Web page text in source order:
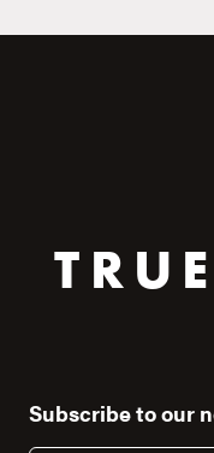
Subscribe to our